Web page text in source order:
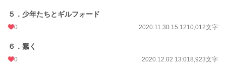
５．少年たちとギルフォード
0 2020.11.30 15:1210,012文字
６．蠢く
0 2020.12.02 13:018,923文字